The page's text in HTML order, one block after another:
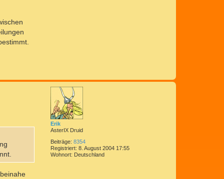
N
a
Erik
AsterIX Druid
Beiträge: 8354
Registriert: 8. August 2004 17:55
Wohnort: Deutschland